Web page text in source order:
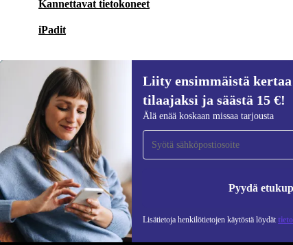
Kannettavat tietokoneet
iPadit
Liity ensimmäistä
tilaajaksi ja säästä 15 €!
Älä enää koskaan missaa tarjousta
Pyydä
Lisätietoja henkilötietojen käytöstä löydät
Liity ensimmäistä kertaa uutiskirjeen
tilaajaksi ja säästä 15 €!
Älä missaa enää yhtäkään tarjousta.
REFURBED SUOMI - RETHINK NEW.